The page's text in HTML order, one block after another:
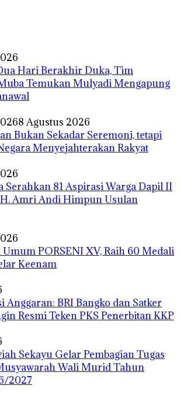
Hari Berakhir Duka, Tim
Temukan Mulyadi Mengapung
8 Agustus 2026
Bukan Sekadar Seremoni, tetapi
Menyejahterakan Rakyat
Serahkan 81 Aspirasi Warga Dapil II
H. Amri Andi Himpun Usulan
Umum PORSENI XV, Raih 60 Medali
Keenam
Anggaran: BRI Bangko dan Satker
Resmi Teken PKS Penerbitan KKP
Sekayu Gelar Pembagian Tugas
Wali Murid Tahun
2027